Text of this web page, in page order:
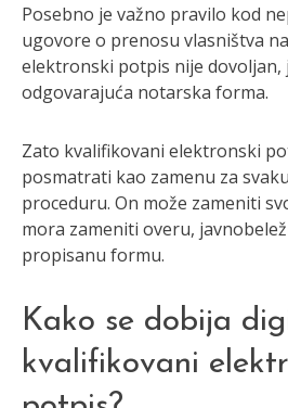
Posebno je važno pravilo kod
ugovore o prenosu vlasništva
elektronski potpis nije dovoljan,
odgovarajuća notarska forma.
Zato kvalifikovani elektronski
posmatrati kao zamenu za
proceduru. On može zameniti
mora zameniti overu,
propisanu formu.
Kako se dobija
kvalifikovani